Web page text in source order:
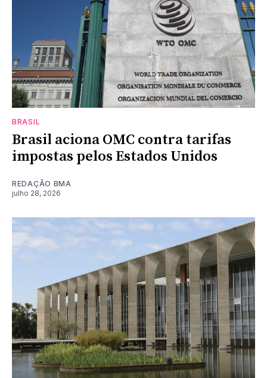
BRASIL
Brasil aciona OMC contra tarifas
impostas pelos Estados Unidos
REDAÇÃO BMA
julho 28, 2026